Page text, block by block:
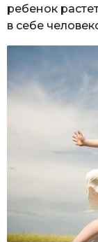
ребенок
в себе